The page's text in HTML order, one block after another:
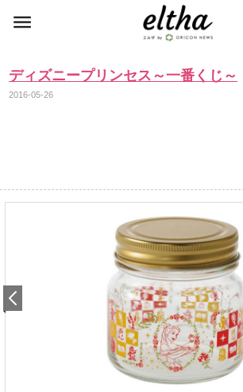
ディズニープリンセス～一番くじ～
2016-05-26